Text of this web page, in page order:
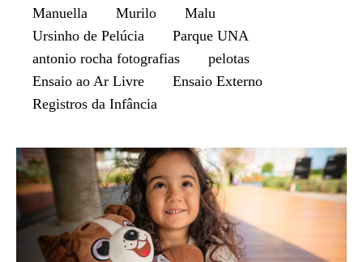
Manuella
Murilo
Malu
Ursinho de Pelúcia
Parque UNA
antonio rocha fotografias
pelotas
Ensaio ao Ar Livre
Ensaio Externo
Registros da Infância